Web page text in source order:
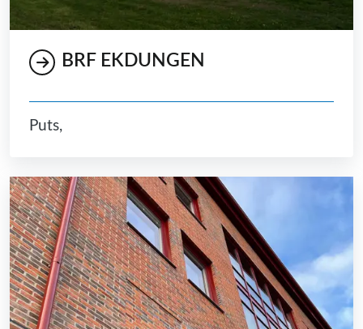
BRF EKDUNGEN
Puts,